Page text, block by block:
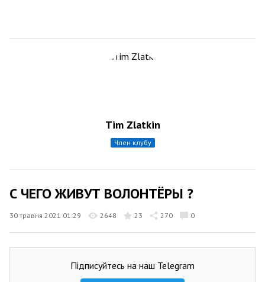
Tim Zlatkin
член клубу
С ЧЕГО ЖИВУТ ВОЛОНТЁРЫ ?
30 травня 2021 01:29 2648 23 270 0
Підписуйтесь на наш Telegram